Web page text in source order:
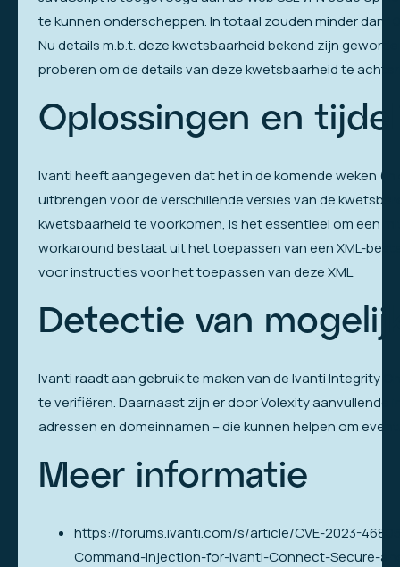
te kunnen onderscheppen. In totaal zouden minder dan
Nu details m.b.t. deze kwetsbaarheid bekend zijn
proberen om de details van deze kwetsbaarheid te
Oplossingen en
Ivanti heeft aangegeven dat het in de komende weken
uitbrengen voor de verschillende versies van de
kwetsbaarheid te voorkomen, is het essentieel om een
workaround bestaat uit het toepassen van een XML-
voor instructies voor het toepassen van deze XML.
Detectie van
Ivanti raadt aan gebruik te maken van de Ivanti Integrity
te verifiëren. Daarnaast zijn er door Volexity aanvullende
adressen en domeinnamen – die kunnen helpen om
Meer informatie
https://forums.ivanti.com/s/article/CVE-2023-
Command-Injection-for-Ivanti-Connect-Secure-